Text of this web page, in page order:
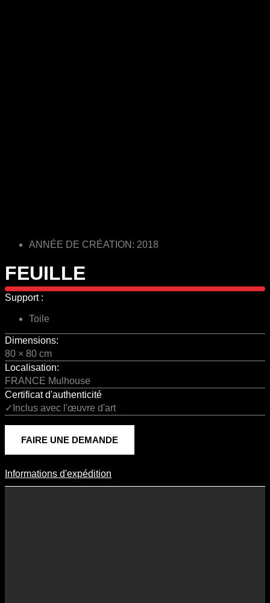
ANNÉE DE CRÉATION: 2018
FEUILLE
Support :
Toile
Dimensions:
80 × 80 cm
Localisation:
FRANCE Mulhouse
Certificat d'authenticité
✓Inclus avec l'œuvre d'art
FAIRE UNE DEMANDE
Informations D'expédition
Informations d'expédition